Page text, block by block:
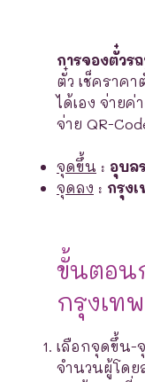
การจองตั๋ว
ตั๋ว เช็คราค
ได้เอง จ่าย
จ่าย QR-
จุดขึ้น : อุบล
จุดลง : กรุง
ขั้นตอน
กรุงเทพ
เลือกจุดขึ้น-
จำนวนผู้โดย